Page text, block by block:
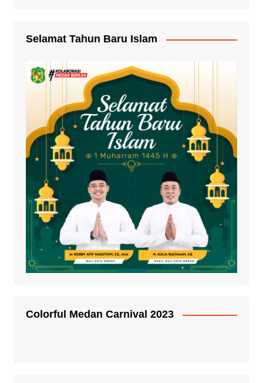
Selamat Tahun Baru Islam
Colorful Medan Carnival 2023